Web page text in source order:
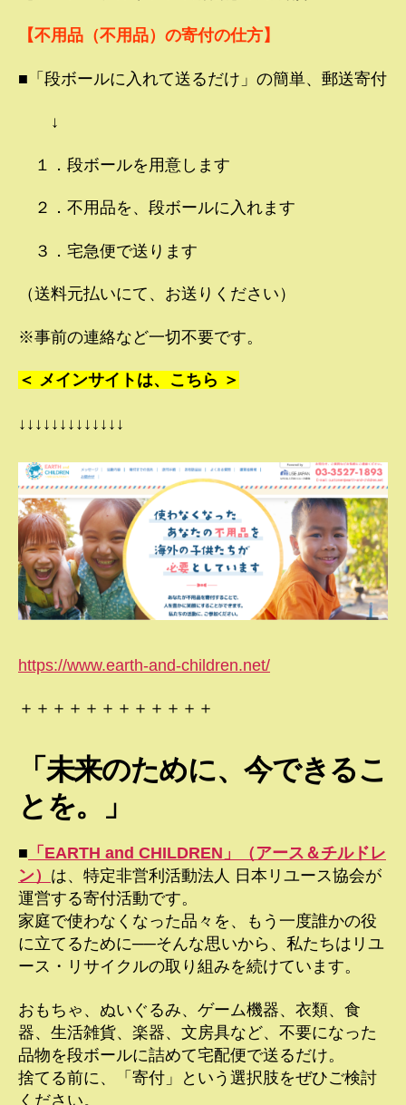
【不用品（不用品）の寄付の仕方】
■「段ボールに入れて送るだけ」の簡単、郵送寄付
↓
１．段ボールを用意します
２．不用品を、段ボールに入れます
３．宅急便で送ります
（送料元払いにて、お送りください）
※事前の連絡など一切不要です。
＜ メインサイトは、こちら ＞
↓↓↓↓↓↓↓↓↓↓↓↓↓
https://www.earth-and-children.net/
＋＋＋＋＋＋＋＋＋＋＋＋
「未来のために、今できるこ
とを。」
■ 「EARTH and CHILDREN」（アース＆チルドレ
ン） は、特定非営利活動法人 日本リユース協会が
運営する寄付活動です。
家庭で使わなくなった品々を、もう一度誰かの役
に立てるために──そんな思いから、私たちはリユ
ース・リサイクルの取り組みを続けています。
おもちゃ、ぬいぐるみ、ゲーム機器、衣類、食
器、生活雑貨、楽器、文房具など、不要になった
品物を段ボールに詰めて宅配便で送るだけ。
捨てる前に、「寄付」という選択肢をぜひご検討
ください。